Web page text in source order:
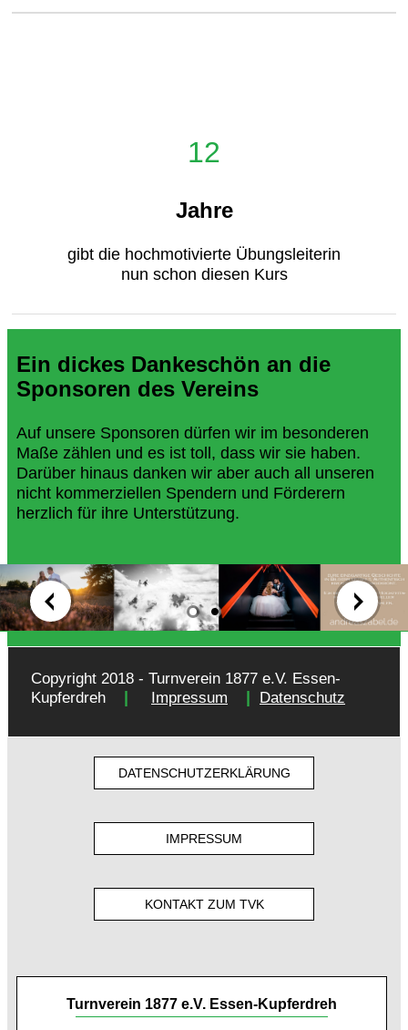
12
Jahre
gibt die hochmotivierte Übungsleiterin
nun schon diesen Kurs
Ein dickes Dankeschön an die
Sponsoren des Vereins
Auf unsere Sponsoren dürfen wir im besonderen
Maße zählen und es ist toll, dass wir sie haben.
Darüber hinaus danken wir aber auch all unseren
nicht kommerziellen Spendern und Förderern
herzlich für ihre Unterstützung.
Copyright 2018 - Turnverein 1877 e.V. Essen-
Kupferdreh
| Impressum | Datenschutz
DATENSCHUTZERKLÄRUNG
IMPRESSUM
KONTAKT ZUM TVK
Turnverein 1877 e.V. Essen-Kupferdreh